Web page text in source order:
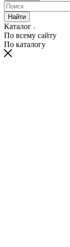
Найти
Каталог
По всему сайту
По каталогу